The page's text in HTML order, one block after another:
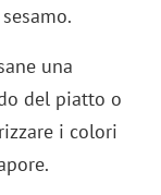
una
del piatto o
i colori